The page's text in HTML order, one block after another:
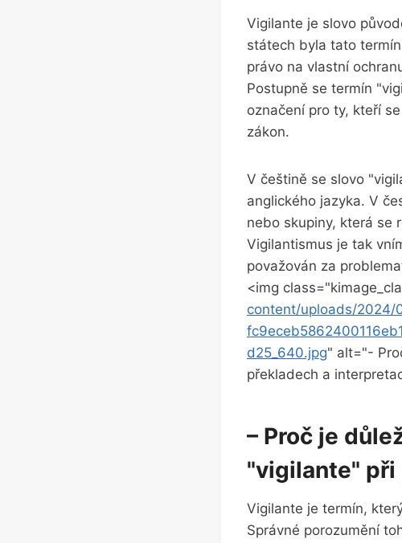
Vigilante je slovo
státech byla tato
právo na vlastní
Postupně se termín
označení pro ty, kteří
zákon.
V češtině se slovo
anglického jazyka. V
nebo skupiny, která se
Vigilantismus je tak
považován za
<img
content/uploads/
d25_640.jpg" alt="-
překladech a
– Proč je
"vigilante" při
Vigilante je termín,
Správné porozumění